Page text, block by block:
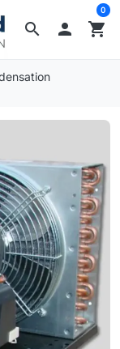
search  shopping_cart
0